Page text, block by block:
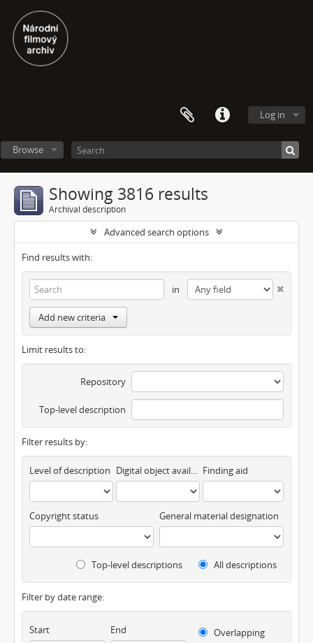
Log in
Browse
Showing 3816 results
Archival description
Advanced search options
Find results with:
in
Add new criteria
Limit results to:
Repository
Top-level description
Filter results by:
Level of description Digital object available Finding aid
Copyright status General material designation
Top-level descriptions All descriptions
Filter by date range:
Start End
Overlapping